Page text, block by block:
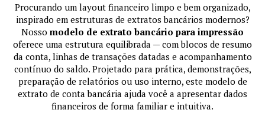
Procurando um layout financeiro limpo e bem organizado,
inspirado em estruturas de extratos bancários modernos?
Nosso modelo de extrato bancário para impressão
oferece uma estrutura equilibrada — com blocos de resumo
da conta, linhas de transações datadas e acompanhamento
contínuo do saldo. Projetado para prática, demonstrações,
preparação de relatórios ou uso interno, este modelo de
extrato de conta bancária ajuda você a apresentar dados
financeiros de forma familiar e intuitiva.